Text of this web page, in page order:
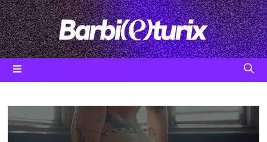
Skip
to
content